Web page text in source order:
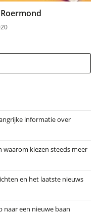
op
informatie over
kiezen steeds meer
en het laatste nieuws
naar een nieuwe baan